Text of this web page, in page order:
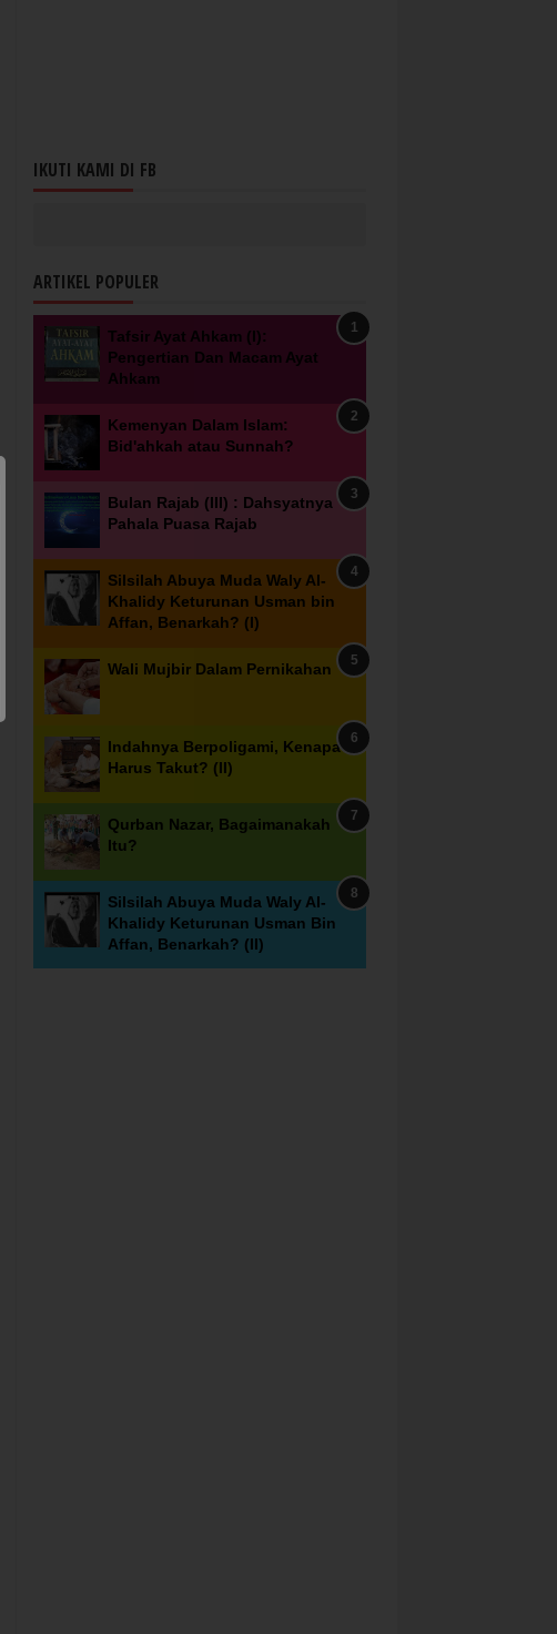
IKUTI KAMI DI FB
ARTIKEL POPULER
Tafsir Ayat Ahkam (I):
Pengertian Dan Macam Ayat
Ahkam
Kemenyan Dalam Islam:
Bid'ahkah atau Sunnah?
Bulan Rajab (III) : Dahsyatnya
Pahala Puasa Rajab
Silsilah Abuya Muda Waly Al-
Khalidy Keturunan Usman bin
Affan, Benarkah? (I)
Wali Mujbir Dalam Pernikahan
Indahnya Berpoligami, Kenapa
Harus Takut? (II)
Qurban Nazar, Bagaimanakah
Itu?
Silsilah Abuya Muda Waly Al-
Khalidy Keturunan Usman Bin
Affan, Benarkah? (II)